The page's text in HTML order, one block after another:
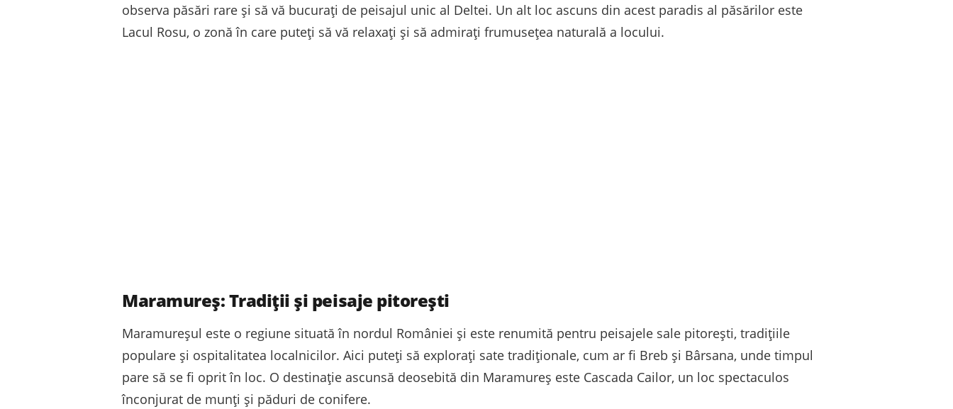
observa păsări rare și să vă bucurați de peisajul unic al Deltei. Un alt loc ascuns din acest paradis al păsărilor este
Lacul Rosu, o zonă în care puteți să vă relaxați și să admirați frumusețea naturală a locului.
Maramureș: Tradiții și peisaje pitorești
Maramureșul este o regiune situată în nordul României și este renumită pentru peisajele sale pitorești, tradițiile
populare și ospitalitatea localnicilor. Aici puteți să explorați sate tradiționale, cum ar fi Breb și Bârsana, unde timpul
pare să se fi oprit în loc. O destinație ascunsă deosebită din Maramureș este Cascada Cailor, un loc spectaculos
înconjurat de munți și păduri de conifere.